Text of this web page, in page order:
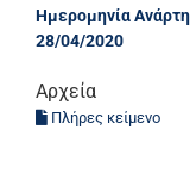
Ημερομηνία
28/04/2020
Αρχεία
Πλήρες κείμενο